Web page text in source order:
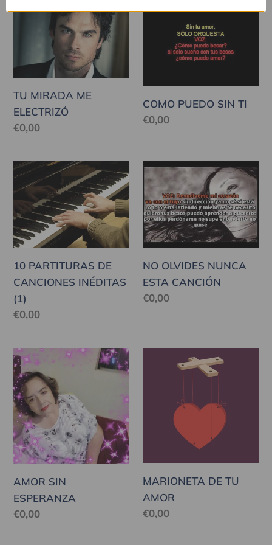
MIRADA
ELECTRIZÓ
TU MIRADA ME
ELECTRIZÓ
Precio
€0,00
COMO PUEDO SIN TI
Precio
€0,00
10
PARTITURAS
DE
CANCIONES
INÉDITAS
(1)
10 PARTITURAS DE
CANCIONES INÉDITAS
(1)
Precio
€0,00
NO
OLVIDES
NUNCA
ESTA
CANCIÓN
NO OLVIDES NUNCA
ESTA CANCIÓN
Precio
€0,00
AMOR
SIN
ESPERANZA
AMOR SIN
ESPERANZA
Precio
€0,00
MARIONETA
MARIONETA DE TU
AMOR
Precio
€0,00